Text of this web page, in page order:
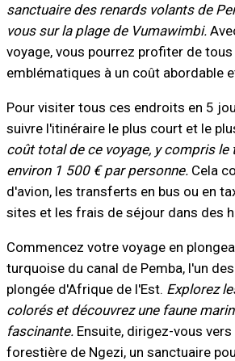
sanctuaire des renards volants de
vous sur la plage de Vumawimbi.
voyage, vous pourrez profiter de
emblématiques à un coût abordable
Pour visiter tous ces endroits en 5
suivre l'itinéraire le plus court et le
coût total de ce voyage, y compris le
environ 1 500 € par personne.Cela
d'avion, les transferts en bus ou en
sites et les frais de séjour dans des
Commencez votre voyage en
turquoise du canal de Pemba, l'un
plongée d'Afrique de l'Est. Explorez
colorés et découvrez une faune
fascinante.Ensuite, dirigez-vous vers
forestière de Ngezi, un sanctuaire